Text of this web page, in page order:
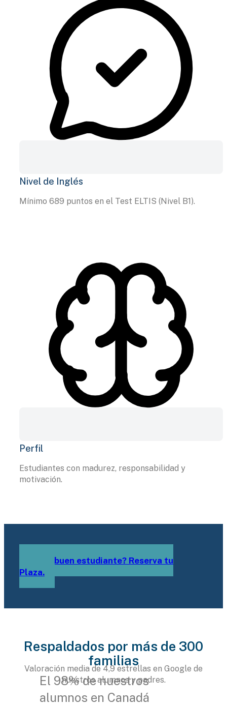
Nivel de Inglés
Mínimo 689 puntos en el Test ELTIS (Nivel B1).
Perfil
Estudiantes con madurez, responsabilidad y
motivación.
¿Eres buen estudiante? Reserva tu
Plaza.
Respaldados por más de 300
familias
Valoración media de 4,9 estrellas en Google de
nuestros alumnos y padres.
El 98% de nuestros
alumnos en Canadá